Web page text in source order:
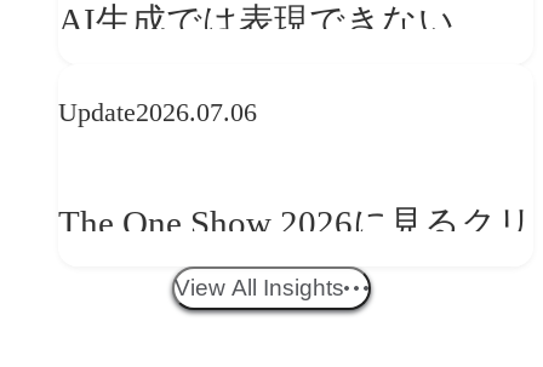
か
AI生成では表現できない
望
Update2026.07.06
The One Show 2026に見るクリ
エイティブトレンド──社会
View All Insights